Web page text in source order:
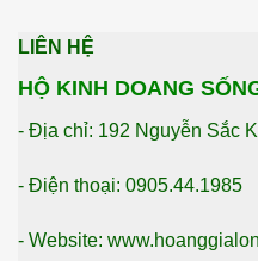
LIÊN HỆ
HỘ KINH DOANG
- Địa chỉ: 192 Nguyễn Sắc
- Điện thoại: 0905.44.1985
- Website: